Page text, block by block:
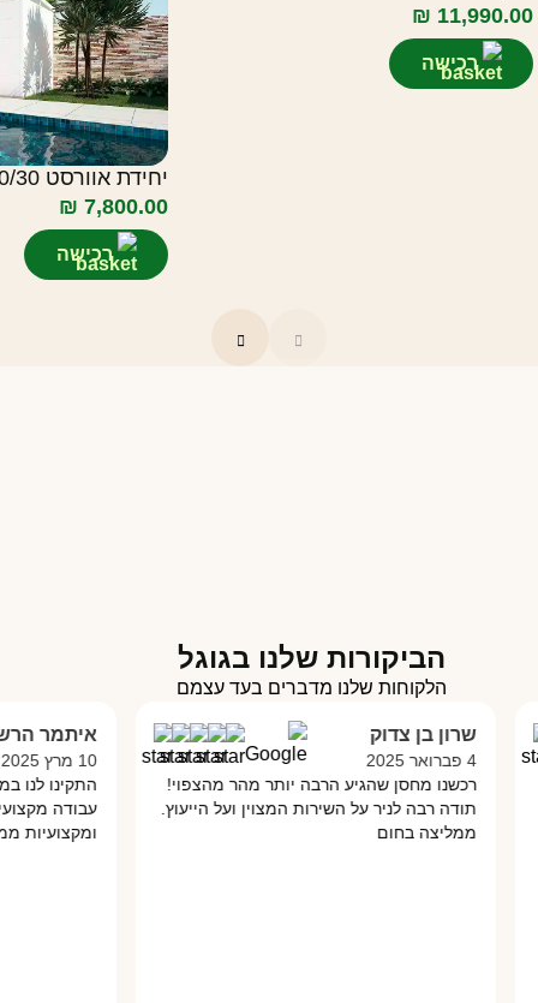
₪ 11,990.00
רכישה
יחידת אוורסט 20/30 בצבע לבן/שחור
₪ 7,800.00
רכישה
הביקורות שלנו בגוגל
הלקוחות שלנו מדברים בעד עצמם
שרון בן צדוק
רכשנו מחסן שהגיע הרבה יותר מהר מהצפוי!
תודה רבה לניר על השירות המצוין ועל הייעוץ.
ממליצה בחום
איתמר הרשקו
התקינו לנו
עבודה מקצועית
ומקצועיות